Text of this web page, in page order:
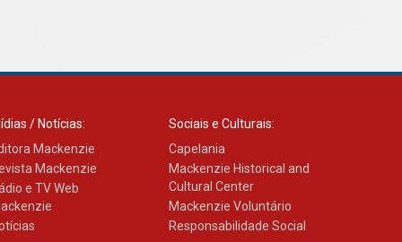
/ Notícias:
Mackenzie
Mackenzie
e TV Web
Sociais e Culturais:
Capelania
Mackenzie Historical and
Cultural Center
Mackenzie Voluntário
Responsabilidade Social